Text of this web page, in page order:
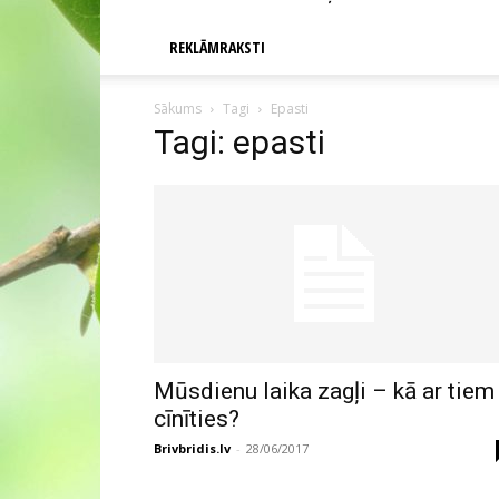
REKLĀMRAKSTI
Sākums Tagi Epasti
Tagi: epasti
Mūsdienu laika zagļi – kā ar tiem
cīnīties?
Brivbridis.lv - 28/06/2017